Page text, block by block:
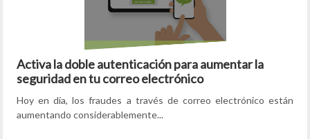
Activa la doble autenticación para aumentar la
seguridad en tu correo electrónico
Hoy en día, los fraudes a través de correo electrónico están
aumentando considerablemente...